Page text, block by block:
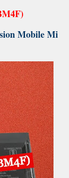
Mobile Mi